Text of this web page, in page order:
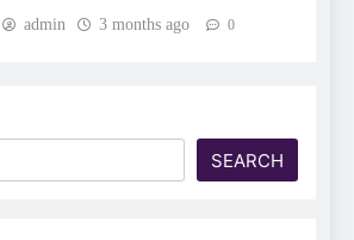
admin 3 months ago 0
SEARCH